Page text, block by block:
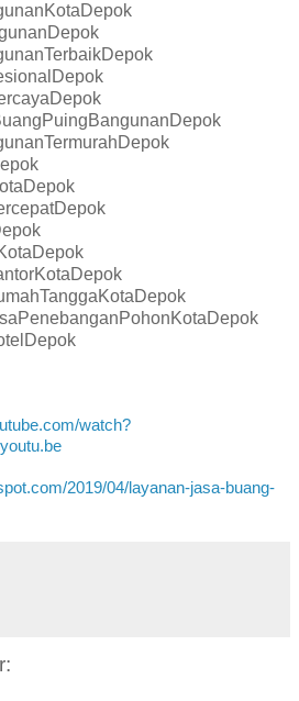
watch?
2019/04/layanan-jasa-buang-